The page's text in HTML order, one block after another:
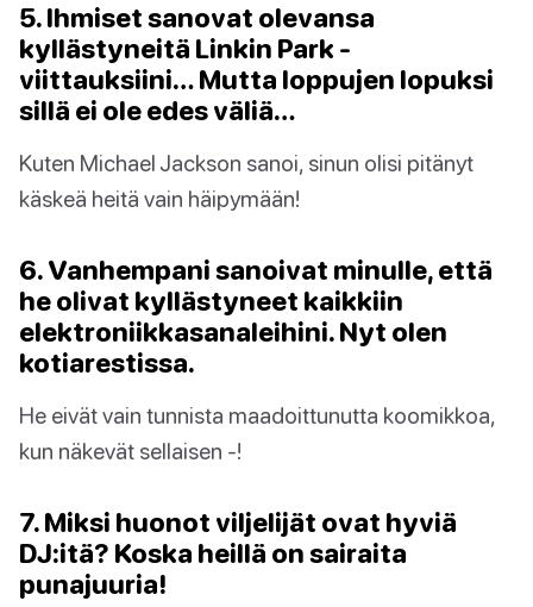
5. Ihmiset sanovat olevansa
kyllästyneitä Linkin Park -
viittauksiini… Mutta loppujen lopuksi
sillä ei ole edes väliä…
Kuten Michael Jackson sanoi, sinun olisi pitänyt
käskeä heitä vain häipymään!
6. Vanhempani sanoivat minulle, että
he olivat kyllästyneet kaikkiin
elektroniikkasanaleihini. Nyt olen
kotiarestissa.
He eivät vain tunnista maadoittunutta koomikkoa,
kun näkevät sellaisen -!
7. Miksi huonot viljelijät ovat hyviä
DJ:itä? Koska heillä on sairaita
punajuuria!